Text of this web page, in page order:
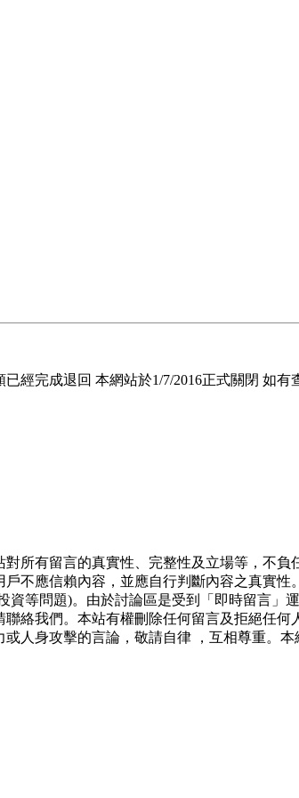
經完成退回 本網站於1/7/2016正式關閉 如有
所有留言的真實性、完整性及立場等，不負
不應信賴內容，並應自行判斷內容之真實性
資等問題)。由於討論區是受到「即時留言」
絡我們。本站有權刪除任何留言及拒絕任何
人身攻擊的言論，敬請自律 ，互相尊重。本